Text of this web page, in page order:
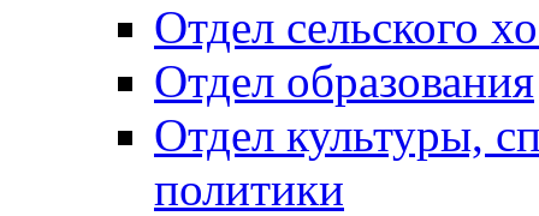
Отдел сельского
Отдел образования
Отдел культуры,
политики